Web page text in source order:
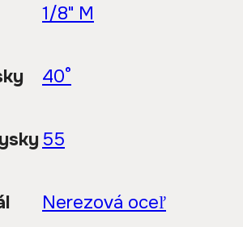
1/8" M
40°
55
Nerezová oceľ